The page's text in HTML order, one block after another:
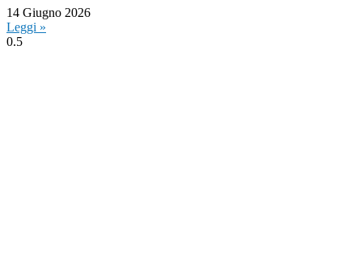
14 Giugno 2026
Leggi »